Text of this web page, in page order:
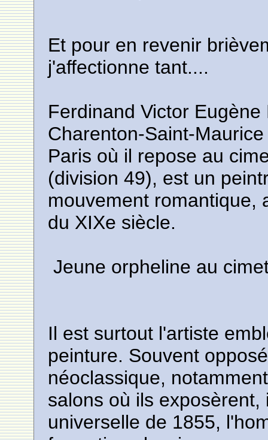
Et pour en revenir
j'affectionne tant....
Ferdinand Victor
Charenton-Saint-
Paris où il repose au
(division 49), est un
mouvement romantique,
du XIXe siècle.
Jeune orpheline au
Il est surtout l'artiste
peinture. Souvent
néoclassique,
salons où ils
universelle de 1855,